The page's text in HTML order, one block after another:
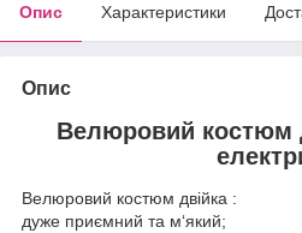
Опис Характеристики
Опис
Велюровий костюм
Велюровий костюм двійка :
дуже приємний та м‘який;